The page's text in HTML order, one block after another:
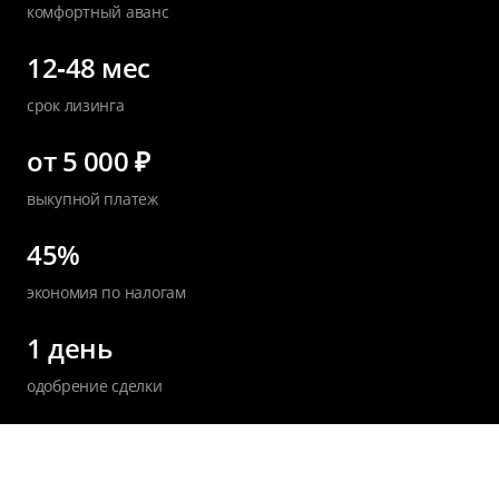
комфортный аванс
12‑48 мес
срок лизинга
от 5 000 ₽
выкупной платеж
45%
экономия по налогам
1 день
одобрение сделки